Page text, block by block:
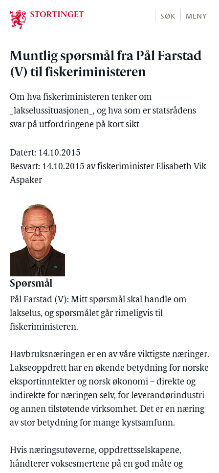
Stortinget.no
SØK MENY
Muntlig spørsmål fra Pål Farstad
(V) til fiskeriministeren
Om hva fiskeriministeren tenker om
_lakselussituasjonen_, og hva som er statsrådens
svar på utfordringene på kort sikt
Datert: 14.10.2015
Besvart: 14.10.2015 av fiskeriminister Elisabeth Vik
Aspaker
Spørsmål
Pål Farstad (V): Mitt spørsmål skal handle om
lakselus, og spørsmålet går rimeligvis til
fiskeriministeren.
Havbruksnæringen er en av våre viktigste næringer.
Lakseoppdrett har en økende betydning for norske
eksportinntekter og norsk økonomi – direkte og
indirekte for næringen selv, for leverandørindustri
og annen tilstøtende virksomhet. Det er en næring
av stor betydning for mange kystsamfunn.
Hvis næringsutøverne, oppdrettsselskapene,
håndterer voksesmertene på en god måte og